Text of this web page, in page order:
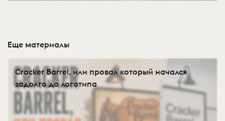
Еще материалы
Cracker Barrel, или провал который начался
задолго до логотипа